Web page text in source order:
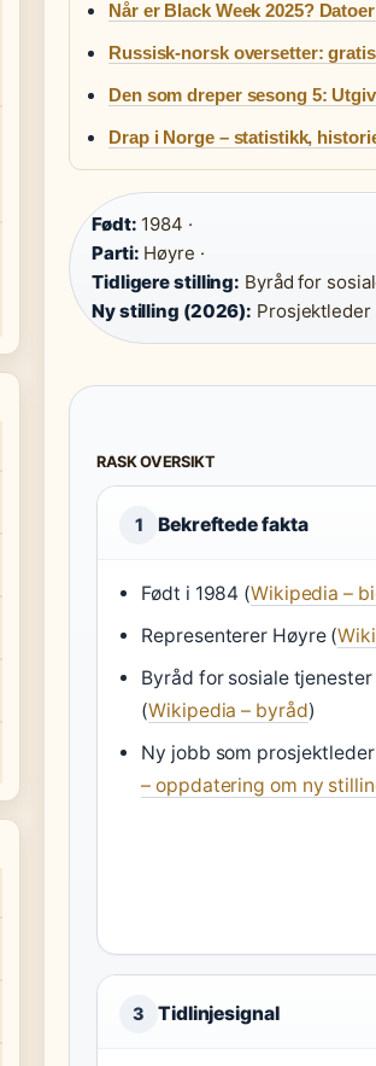
Når er Black Week 2025?
Russisk-norsk oversetter:
Den som dreper sesong 5:
Drap i Norge – statistikk,
Født: 1984 ·
Parti: Høyre ·
Tidligere stilling: Byråd for
Ny stilling (2026):
RASK OVERSIKT
1 Bekreftede fakta
Født i 1984 (Wikipedia –
Representerer Høyre (
Byråd for sosiale
(Wikipedia – byråd)
Ny jobb som
– oppdatering om ny
3 Tidlinjesignal